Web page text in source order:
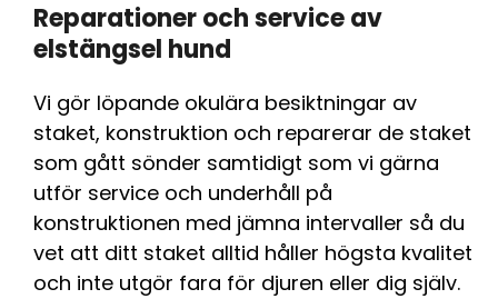
Reparationer och service av
elstängsel hund
Vi gör löpande okulära besiktningar av
staket, konstruktion och reparerar de staket
som gått sönder samtidigt som vi gärna
utför service och underhåll på
konstruktionen med jämna intervaller så du
vet att ditt staket alltid håller högsta kvalitet
och inte utgör fara för djuren eller dig själv.